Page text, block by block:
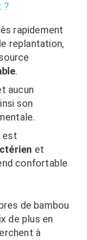
?
rapidement
replantation,
.
aucun
son
est
et
confortable
de bambou
de plus en
à